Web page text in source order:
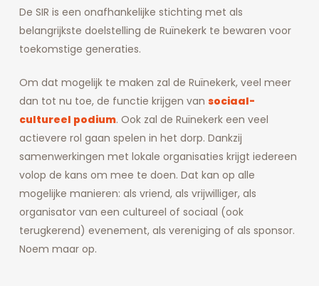
De SIR is een onafhankelijke stichting met als
belangrijkste doelstelling de Ruïnekerk te bewaren voor
toekomstige generaties.
Om dat mogelijk te maken zal de Ruïnekerk, veel meer
dan tot nu toe, de functie krijgen van sociaal-
cultureel podium. Ook zal de Ruïnekerk een veel
actievere rol gaan spelen in het dorp. Dankzij
samenwerkingen met lokale organisaties krijgt iedereen
volop de kans om mee te doen. Dat kan op alle
mogelijke manieren: als vriend, als vrijwilliger, als
organisator van een cultureel of sociaal (ook
terugkerend) evenement, als vereniging of als sponsor.
Noem maar op.